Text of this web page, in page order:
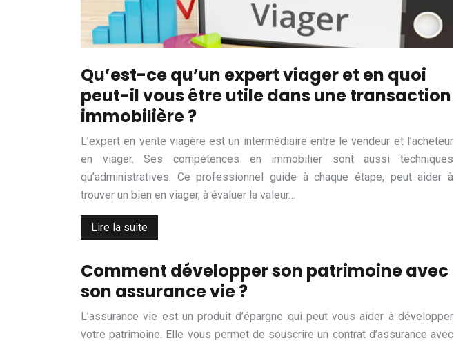
Qu’est-ce qu’un expert viager et en quoi
peut-il vous être utile dans une transaction
immobilière ?
L’expert en vente viagère est un intermédiaire entre le vendeur et l’acheteur
en viager. Ses compétences en immobilier sont aussi techniques
qu’administratives. Ce professionnel guide à chaque étape, peut aider à
trouver un bien en viager, à évaluer la valeur…
Lire la suite
Comment développer son patrimoine avec
son assurance vie ?
L’assurance vie est un produit d’épargne qui peut vous aider à développer
votre patrimoine. Elle vous permet de souscrire un contrat d’assurance avec